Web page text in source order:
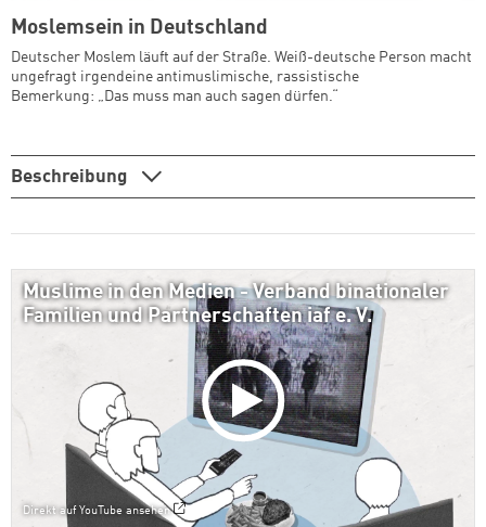
Moslemsein in Deutschland
Deutscher Moslem läuft auf der Straße. Weiß-deutsche Person macht
ungefragt irgendeine antimuslimische, rassistische
Bemerkung: „Das muss man auch sagen dürfen.“
Beschreibung
Muslime in den Medien - Verband binationaler
Familien und Partnerschaften iaf e. V.
Direkt auf YouTube ansehen